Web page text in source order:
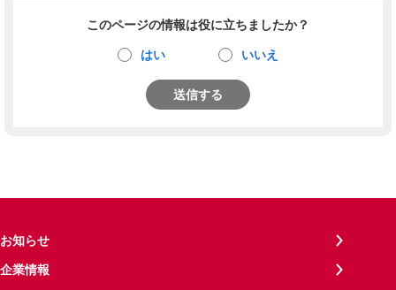
このページの情報は役に立ちましたか？
はい いいえ
送信する
お知らせ
企業情報